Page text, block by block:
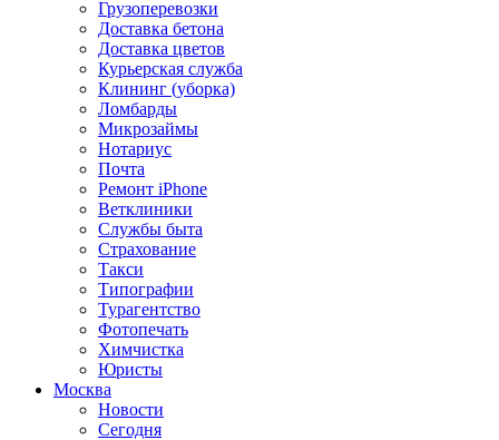
Грузоперевозки
Доставка бетона
Доставка цветов
Курьерская служба
Клининг (уборка)
Ломбарды
Микрозаймы
Нотариус
Почта
Ремонт iPhone
Ветклиники
Службы быта
Страхование
Такси
Типографии
Турагентство
Фотопечать
Химчистка
Юристы
Москва
Новости
Сегодня